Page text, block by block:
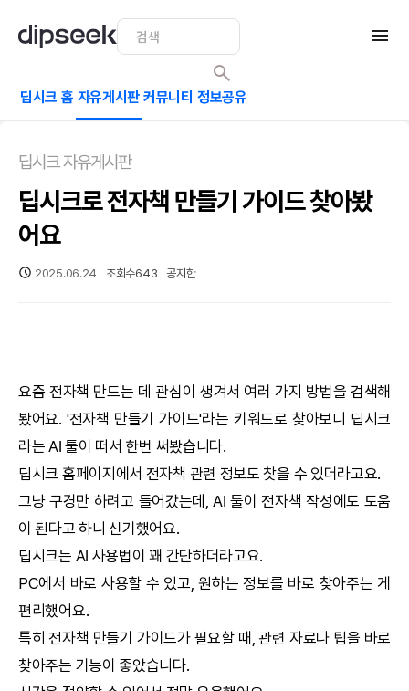
딥시크 홈 자유게시판 커뮤니티 정보공유
딥시크 자유게시판
딥시크로 전자책 만들기 가이드 찾아봤
어요
2025.06.24 조회수643 공지한
요즘 전자책 만드는 데 관심이 생겨서 여러 가지 방법을 검색해
봤어요. '전자책 만들기 가이드'라는 키워드로 찾아보니 딥시크
라는AI 툴이 떠서 한번 써봤습니다.
딥시크 홈페이지에서 전자책 관련 정보도 찾을 수 있더라고요.
그냥 구경만 하려고 들어갔는데,AI 툴이 전자책 작성에도 도움
이 된다고 하니 신기했어요.
딥시크는 AI 사용법이 꽤 간단하더라고요.
PC에서 바로 사용할 수 있고, 원하는 정보를 바로 찾아주는 게
편리했어요.
특히 전자책 만들기 가이드가 필요할 때, 관련 자료나 팁을 바로
찾아주는 기능이 좋았습니다.